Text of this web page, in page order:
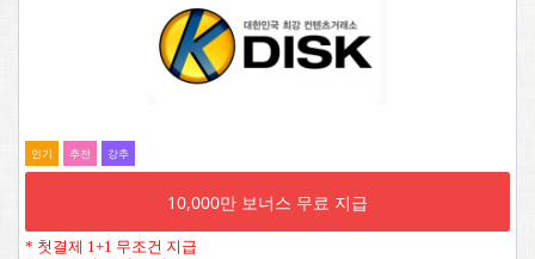
인기 추전 강추
10,000만 보너스 무료 지급
* 첫결제 1+1 무조건 지급